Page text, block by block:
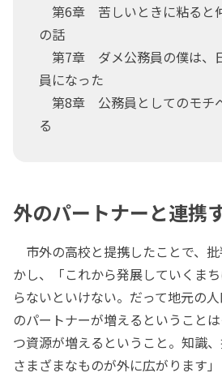
第6章 苦しいときに粘ると
の話
第7章 ダメ公務員の僕は、
員になった
第8章 公務員としてのモチ
る
外のパートナーと連携
市外の高校と提携したことで、
かし、「これから発展していくま
らないといけない。だって地元の
のパートナーが増えるということ
つ資源が増えるということ。知識
さまざまなものが外に広がります